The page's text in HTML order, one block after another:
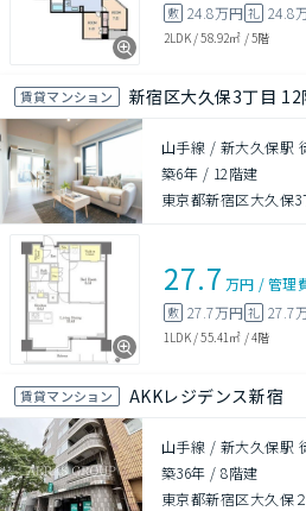
敷 24.8万円 礼 24.8
2LDK/58.92㎡ /5階
賃貸マンション 新宿区大久保3丁目
山手線 / 新大久保駅
築6年 / 12階建
東京都新宿区大久保3
27.7 万円 /管理
敷 27.7万円 礼 27.7
1LDK/55.41㎡ /4階
賃貸マンション AKKレジデンス新宿
山手線 / 新大久保駅
築36年 /8階建
東京都新宿区大久保